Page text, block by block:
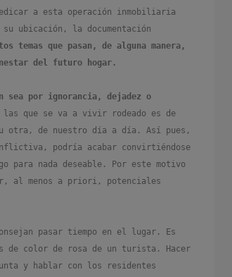
a esta operación inmobiliaria
ubicación, la documentación
temas que pasan, de alguna manera,
del futuro hogar.
sea por ignorancia, dejadez o
las que se va a vivir rodeado es de
otra, de nuestro día a día. Así pues,
podría acabar convirtiéndose
para nada deseable. Por este motivo
al menos a priori, potenciales
pasar tiempo en el lugar. Es
de color de rosa de un turista. Hacer
y hablar con los residentes